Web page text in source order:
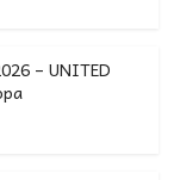
– UNITED